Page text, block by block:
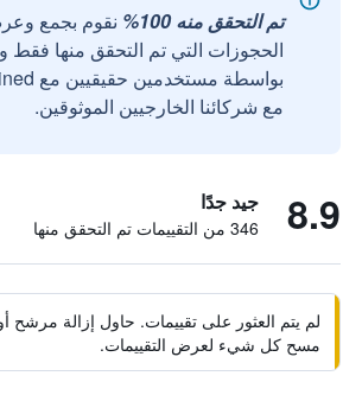
تم التحقق منه 100%
نقوم بجمع
الحجوزات التي تم التحقق منها فقط
مع شركائنا الخارجيين الموثوقين.
8.9 جيد جدًا
346 من التقييمات تم التحقق منها
لم يتم العثور على تقييمات. حاول إزالة مرشح
مسح كل شيء لعرض التقييمات.